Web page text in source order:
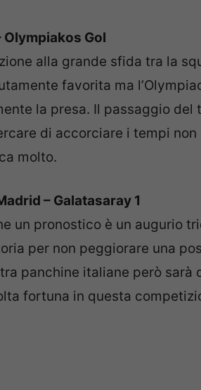
Olympiakos Gol
alla grande sfida tra la
favorita ma
la presa. Il passaggio
di accorciare i tempi
molto.
– Galatasaray 1
un pronostico è un augurio
per non peggiorare una
panchine italiane però sarà
fortuna in questa